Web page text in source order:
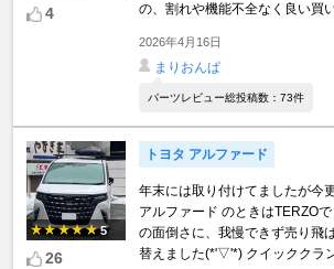
4
の、割れや機能不全なく良い買
2026年4月16日
まりおんぱ
パーツレビュー総投稿数：73件
5
26
トヨタ アルファード
年末には取り付けてましたが今
アルファード のときはTERZO
の面倒さに、我慢できず売り飛
替えました(*'▽'*) クイッククラ